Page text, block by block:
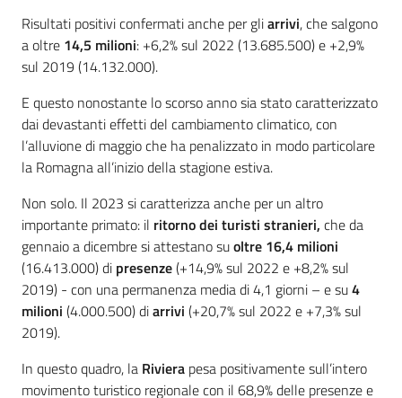
Risultati positivi confermati anche per gliarrivi, che salgono
a oltre 14,5 milioni: +6,2% sul 2022 (13.685.500) e +2,9%
sul 2019 (14.132.000).
E questo nonostante lo scorso anno sia stato caratterizzato
dai devastanti effetti del cambiamento climatico, con
l’alluvione di maggio che ha penalizzato in modo particolare
la Romagna all’inizio della stagione estiva.
Non solo. Il 2023 si caratterizza anche per un altro
importante primato: il ritorno dei turisti stranieri, che da
gennaio a dicembre si attestano suoltre 16,4 milioni
(16.413.000) di presenze(+14,9% sul 2022 e +8,2% sul
2019) - con una permanenza media di 4,1 giorni – e su4
milioni (4.000.500) diarrivi (+20,7% sul 2022 e +7,3% sul
2019).
In questo quadro, la Riviera pesa positivamente sull’intero
movimento turistico regionale con il 68,9% delle presenze e